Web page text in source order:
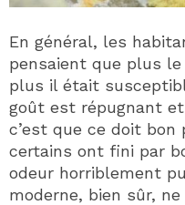
En général, les
pensaient que plus
plus il était
goût est répugnant et
c’est que ce doit bon
certains ont fini par
odeur horriblement
moderne, bien sûr,